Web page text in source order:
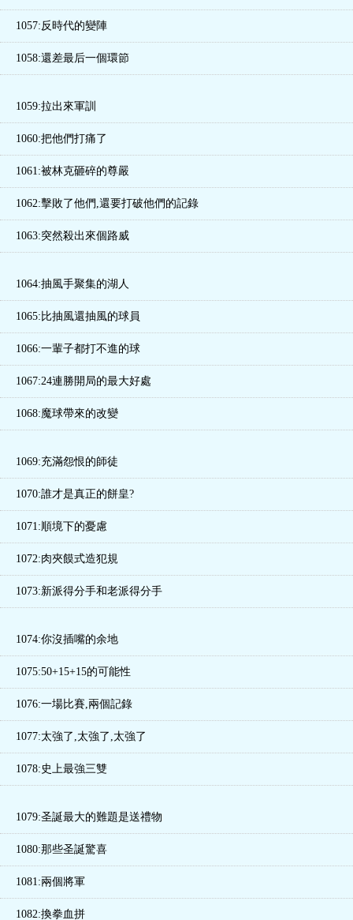
1057:反時代的變陣
1058:還差最后一個環節
1059:拉出來軍訓
1060:把他們打痛了
1061:被林克砸碎的尊嚴
1062:擊敗了他們,還要打破他們的記錄
1063:突然殺出來個路威
1064:抽風手聚集的湖人
1065:比抽風還抽風的球員
1066:一輩子都打不進的球
1067:24連勝開局的最大好處
1068:魔球帶來的改變
1069:充滿怨恨的師徒
1070:誰才是真正的餅皇?
1071:順境下的憂慮
1072:肉夾饃式造犯規
1073:新派得分手和老派得分手
1074:你沒插嘴的余地
1075:50+15+15的可能性
1076:一場比賽,兩個記錄
1077:太強了,太強了,太強了
1078:史上最強三雙
1079:圣誕最大的難題是送禮物
1080:那些圣誕驚喜
1081:兩個將軍
1082:換拳血拼